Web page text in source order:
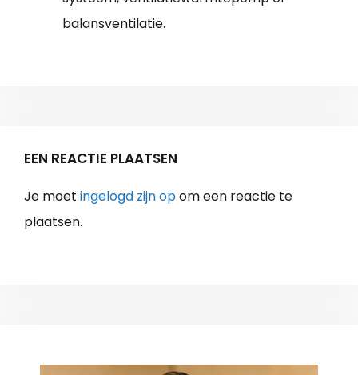
balansventilatie.
EEN REACTIE PLAATSEN
Je moet ingelogd zijn opom een reactie te
plaatsen.